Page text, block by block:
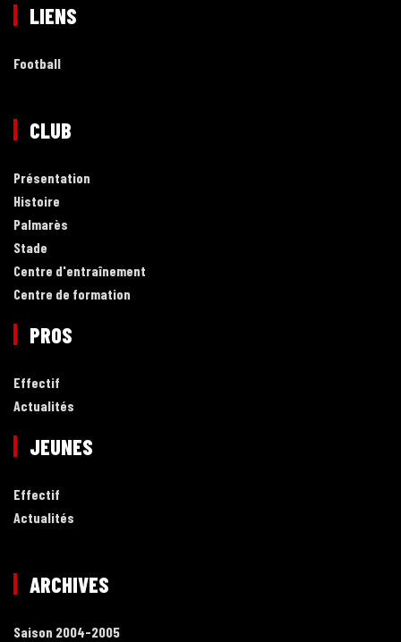
LIENS
Football
CLUB
Présentation
Histoire
Palmarès
Stade
Centre d'entraînement
Centre de formation
PROS
Effectif
Actualités
JEUNES
Effectif
Actualités
ARCHIVES
Saison 2004-2005